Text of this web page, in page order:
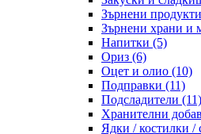
Зърнени
Зърнени храни и
Напитки (5)
Ориз (6)
Оцет и олио (10)
Подправки (11)
Подсладители (11)
Хранителни
Ядки / костилки /